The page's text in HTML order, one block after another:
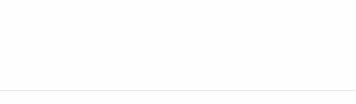
Navegación de entradas